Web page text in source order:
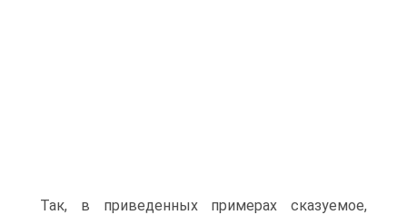
Так, в приведенных примерах сказуемое,